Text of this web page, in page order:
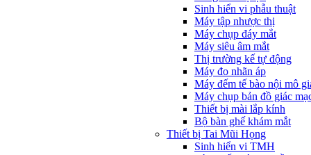
Sinh hiển vi phẫu thuật
Máy tập nhược thị
Máy chụp đáy mắt
Máy siêu âm mắt
Thị trường kế tự động
Máy đo nhãn áp
Máy đếm tế bào nội mô
Máy chụp bản đồ giác
Thiết bị mài lắp kính
Bộ bàn ghế khám mắt
Thiết bị Tai Mũi Họng
Sinh hiển vi TMH